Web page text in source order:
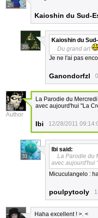
26
Kaioshin du Sud-
39
Kaioshin du
Du grand art
Je ne l'ai pas
Ganondorfzl
15
Author
La Parodie du
avec aujourd'hui "La
Ibi 12/28/2011
31
Ibi said:
La Parodie du
avec aujourd'hui
Micuculangelo :
poulpytooly
Haha excellent ! >. <